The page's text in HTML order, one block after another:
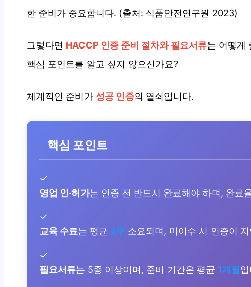
한 준비가 중요합니다. (출처: 식품안전연구원 2023)
그렇다면 HACCP 인증 준비 절차와 필요서류는 어떻게
핵심 포인트를 알고 싶지 않으신가요?
체계적인 준비가 성공 인증의 열쇠입니다.
핵심 포인트
✓
영업 인·허가는 인증 전 반드시 완료해야 하며, 완료
✓
교육 수료는 평균 2주 소요되며, 미이수 시 인증이
✓
필요서류는 5종 이상이며, 준비 기간은 평균 1개월